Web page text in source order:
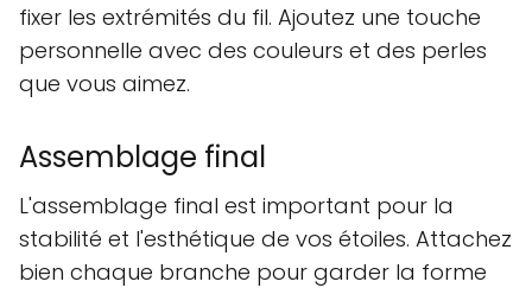
fixer les extrémités du fil. Ajoutez une touche
personnelle avec des couleurs et des perles
que vous aimez.
Assemblage final
L'assemblage final est important pour la
stabilité et l'esthétique de vos étoiles. Attachez
bien chaque branche pour garder la forme